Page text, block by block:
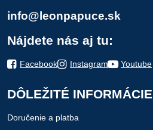
info@leonpapuce.sk
Nájdete nás aj tu:
Facebook Instagram Youtube
DÔLEŽITÉ INFORMÁCIE
Doručenie a platba